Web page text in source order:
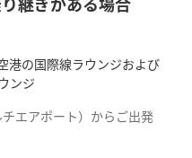
港の国際線ラウンジおよび
ンジ
エアポート）からご出発